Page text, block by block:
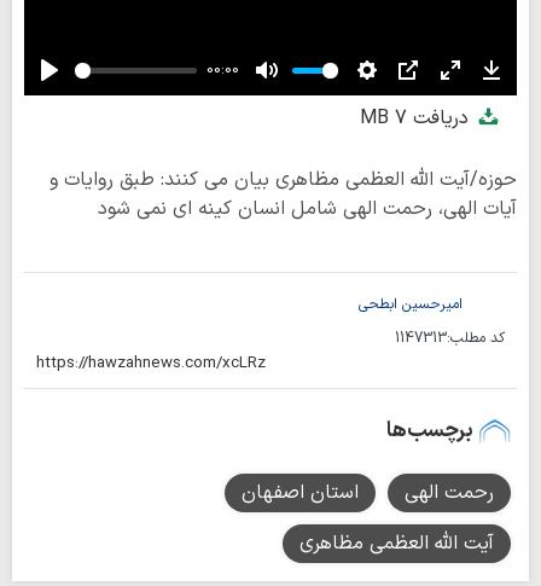
Play
00:00
Mute Settings
PIP Enter
fullscreenدریافت7 MB
حوزه/آیت الله العظمی مظاهری بیان می کنند: طبق روایات و
آیات الهی، رحمت الهی شامل انسان کینه ای نمی شود
امیرحسین ابطحی
کد مطلب:1147313
برچسب‌ها
رحمت الهی
استان اصفهان
آیت الله العظمی مظاهری